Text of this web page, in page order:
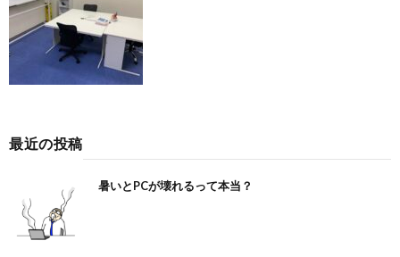
最近の投稿
暑いとPCが壊れるって本当？